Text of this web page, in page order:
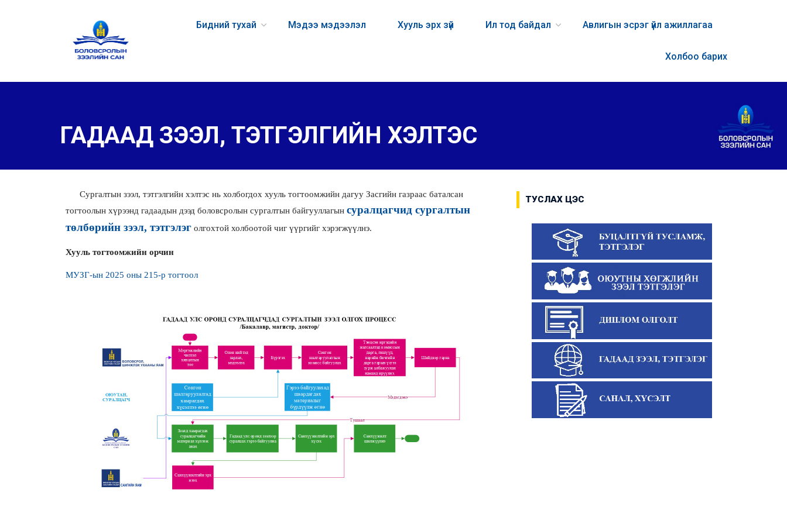
Бидний тухай Мэдээ мэдээлэл Хууль эрх зүй Ил тод байдал Авлигын эсрэг үйл ажиллагаа
Холбоо барих
ГАДААД ЗЭЭЛ, ТЭТГЭЛГИЙН ХЭЛТЭС
Сургалтын зээл, тэтгэлгийн хэлтэс нь холбогдох хууль тогтоомжийн дагуу Засгийн газраас баталсан
тогтоолын хүрээнд гадаадын дээд боловсролын сургалтын байгууллагын суралцагчид сургалтын
төлбөрийн зээл, тэтгэлэг олгохтой холбоотой чиг үүргийг хэрэгжүүлнэ.
Хууль тогтоомжийн орчин
МУЗГ-ын 2025 оны 215-р тогтоол
ТУСЛАХ ЦЭС